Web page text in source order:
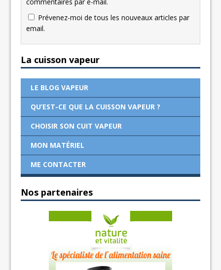
Prévenez-moi de tous les nouveaux articles par
email.
La cuisson vapeur
LE BLOG VAPEUR
QU’EST-CE QUE LA CUISSON VAPEUR ?
CHOISIR SON CUIT VAPEUR
MON MATÉRIEL
ME CONTACTER
Nos partenaires